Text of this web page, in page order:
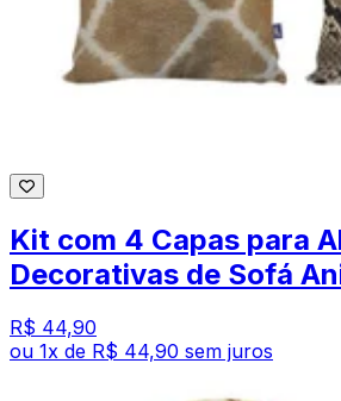
Kit com 4 Capas para
Decorativas de Sofá
R$ 44,90
ou 1x de R$ 44,90 sem juros